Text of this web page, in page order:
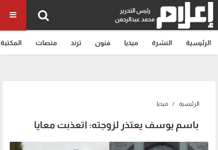
رئيس التحرير
محمد عبدالرحمن
الرئيسية النشرة ميديا فنون ترند منصات المكتبة
الرئيسية ميديا
باسم يوسف يعتذر لزوجته: اتعذبت معايا